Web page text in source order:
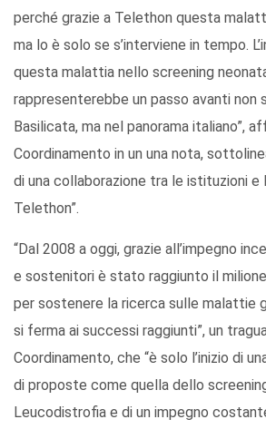
perché grazie a Telethon questa
ma lo è solo se s’interviene in tempo.
questa malattia nello screening
rappresenterebbe un passo avanti non
Basilicata, ma nel panorama italiano”,
Coordinamento in un una nota,
di una collaborazione tra le istituzioni e
Telethon”.
“Dal 2008 a oggi, grazie all’impegno
e sostenitori è stato raggiunto il
per sostenere la ricerca sulle malattie
si ferma ai successi raggiunti”, un
Coordinamento, che “è solo l’inizio di
di proposte come quella dello
Leucodistrofia e di un impegno